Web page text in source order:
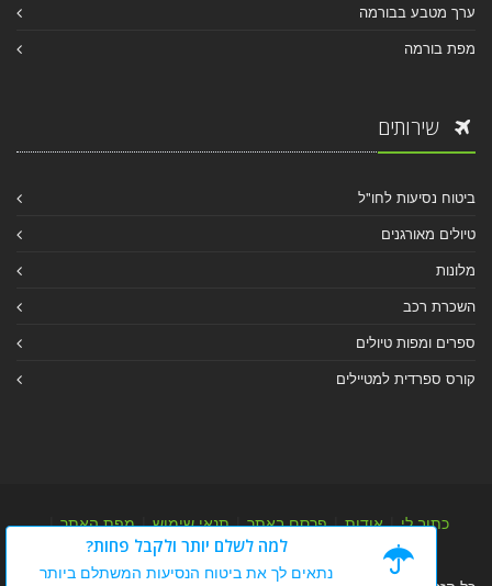
ערך מטבע בבורמה
מפת בורמה
שירותים
ביטוח נסיעות לחו"ל
טיולים מאורגנים
מלונות
השכרת רכב
ספרים ומפות טיולים
קורס ספרדית למטיילים
כתוב לי|אודות|פרסם באתר|תנאי שימוש|מפת האתר|
מפת אלבום|מפת מאמרי מידע
למה לשלם יותר ולקבל פחות?
נתאים לך את ביטוח הנסיעות המשתלם ביותר